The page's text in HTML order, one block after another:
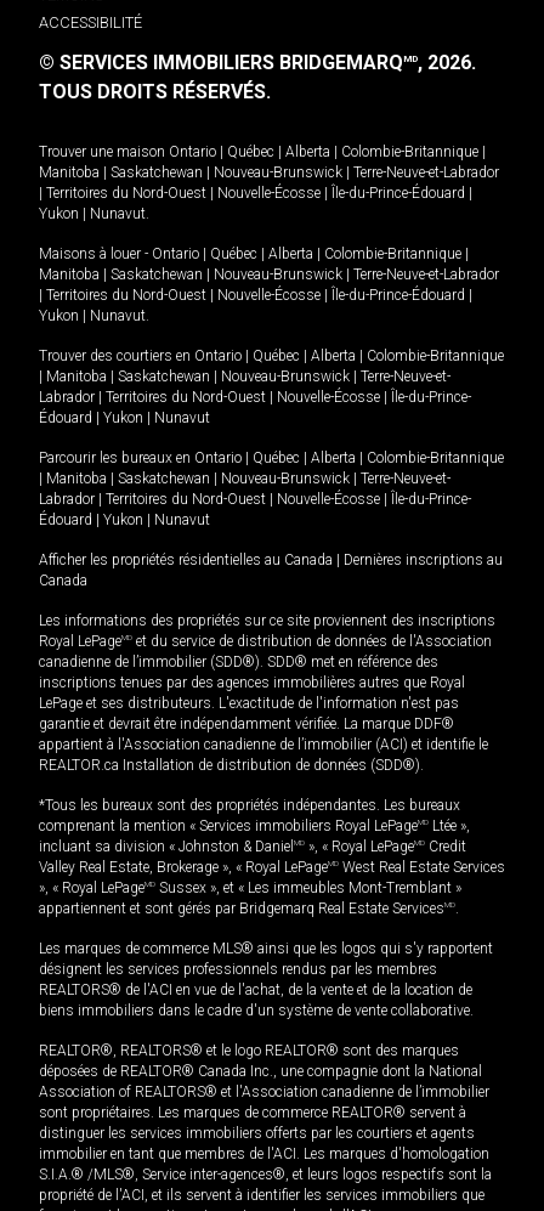
ACCESSIBILITÉ
© SERVICES IMMOBILIERS BRIDGEMARQMD, 2026.
TOUS DROITS RÉSERVÉS.
Trouver une maison Ontario Québec Alberta Colombie-Britannique
Manitoba
Saskatchewan Nouveau-Brunswick
Terre-Neuve-et-Labrador
Territoires du Nord-Ouest Nouvelle-Écosse Île-du-Prince-Édouard
Yukon
Nunavut.
Maisons à louer - Ontario Québec Alberta Colombie-Britannique
Manitoba
Saskatchewan Nouveau-Brunswick
Terre-Neuve-et-Labrador
Territoires du Nord-Ouest Nouvelle-Écosse Île-du-Prince-Édouard
Yukon
Nunavut.
Trouver des courtiers en Ontario Québec Alberta
Colombie-Britannique
Manitoba Saskatchewan Nouveau-Brunswick
Terre-Neuve-et-
Labrador
Territoires du Nord-Ouest Nouvelle-Écosse
Île-du-Prince-
Édouard
Yukon Nunavut
Parcourir les bureaux en Ontario Québec Alberta
Colombie-Britannique
Manitoba Saskatchewan Nouveau-Brunswick
Terre-Neuve-et-
Labrador
Territoires du Nord-Ouest Nouvelle-Écosse
Île-du-Prince-
Édouard
Yukon Nunavut
Afficher les propriétés résidentielles au Canada
Dernières inscriptions au
Canada
Les informations des propriétés sur ce site proviennent des inscriptions
Royal LePageMD et du service de distribution de données de l'Association
canadienne de l’immobilier (SDD®). SDD® met en référence des
inscriptions tenues par des agences immobilières autres que Royal
LePage et ses distributeurs. L'exactitude de l'information n'est pas
garantie et devrait être indépendamment vérifiée. La marque DDF®
appartient à l'Association canadienne de l’immobilier (ACI) et identifie le
REALTOR.ca Installation de distribution de données (SDD®).
*Tous les bureaux sont des propriétés indépendantes. Les bureaux
comprenant la mention « Services immobiliers Royal LePageMD Ltée »,
incluant sa division « Johnston & Daniel MD », « Royal LePageMD Credit
Valley Real Estate, Brokerage », « Royal LePageMD West Real Estate Services
», « Royal LePageMD Sussex », et « Les immeubles Mont-Tremblant »
appartiennent et sont gérés par Bridgemarq Real Estate ServicesMD.
Les marques de commerce MLS® ainsi que les logos qui s'y rapportent
désignent les services professionnels rendus par les membres
REALTORS® de l'ACI en vue de l'achat, de la vente et de la location de
biens immobiliers dans le cadre d'un système de vente collaborative.
REALTOR®, REALTORS® et le logo REALTOR® sont des marques
déposées de REALTOR® Canada Inc., une compagnie dont la National
Association of REALTORS® et l'Association canadienne de l’immobilier
sont propriétaires. Les marques de commerce REALTOR® servent à
distinguer les services immobiliers offerts par les courtiers et agents
immobilier en tant que membres de l'ACI. Les marques d'homologation
S.I.A.® /MLS®, Service inter-agences®, et leurs logos respectifs sont la
propriété de l'ACI, et ils servent à identifier les services immobiliers que